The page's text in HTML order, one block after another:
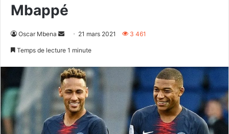
Mbappé
Oscar Mbena
Envoyer21 mars 2021 3 461
Temps de lecture 1 minute